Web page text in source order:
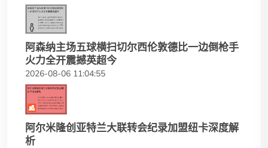
阿森纳主场五球横扫切尔西伦敦德比一边倒枪手
火力全开震撼英超今
2026-08-06 11:04:55
阿尔米隆创亚特兰大联转会纪录加盟纽卡深度解
析